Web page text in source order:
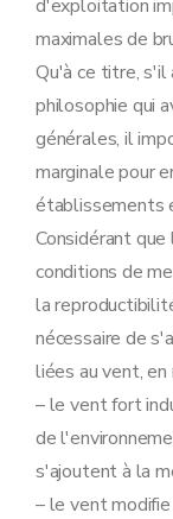
d'exploitation
maximales de
Qu'à ce titre, s'il
philosophie qui
générales, il
marginale pour
établissements
Considérant
conditions de
la
nécessaire de
liées au vent,
– le vent fort
de
s'ajoutent à la
– le vent